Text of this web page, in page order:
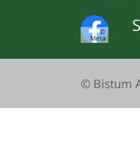
©
Meta
© Bistum